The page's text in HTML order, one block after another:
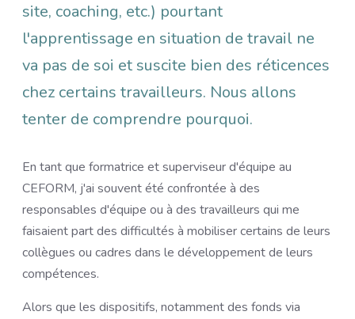
site, coaching, etc.) pourtant
l'apprentissage en situation de travail ne
va pas de soi et suscite bien des réticences
chez certains travailleurs. Nous allons
tenter de comprendre pourquoi.
En tant que formatrice et superviseur d'équipe au
CEFORM, j'ai souvent été confrontée à des
responsables d'équipe ou à des travailleurs qui me
faisaient part des difficultés à mobiliser certains de leurs
collègues ou cadres dans le développement de leurs
compétences.
Alors que les dispositifs, notamment des fonds via